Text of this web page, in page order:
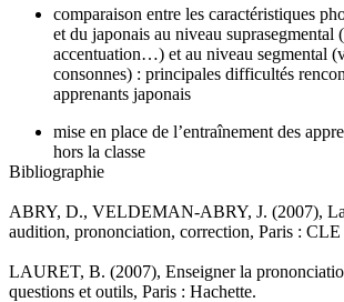
comparaison entre les caractéristiques
et du japonais au niveau suprasegmental
accentuation…) et au niveau segmental
consonnes) : principales difficultés
apprenants japonais
mise en place de l’entraînement des
hors la classe
Bibliographie
ABRY, D., VELDEMAN-ABRY, J. (2007), La
audition, prononciation, correction, Paris :
LAURET, B. (2007), Enseigner la
questions et outils, Paris : Hachette.